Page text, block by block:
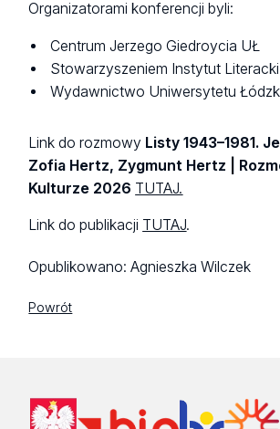
Organizatorami konferencji byli:
Centrum Jerzego Giedroycia UŁ
Stowarzyszeniem Instytut
Wydawnictwo Uniwersytetu
Link do rozmowy Listy 1943–1981.
Zofia Hertz, Zygmunt Hertz |
Kulturze 2026 TUTAJ.
Link do publikacji TUTAJ.
Opublikowano:Agnieszka Wilczek
Powrót